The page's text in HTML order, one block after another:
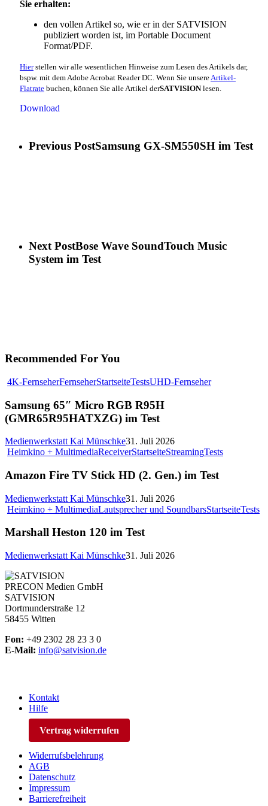
Sie erhalten:
den vollen Artikel so, wie er in der SATVISION
publiziert worden ist, im Portable Document
Format/PDF.
Hierstellen wir alle wesentlichen Hinweise zum Lesen des Artikels dar,
bspw. mit dem Adobe Acrobat Reader DC. Wenn Sie unsere Artikel-
Flatrate buchen, können Sie alle Artikel derSATVISIONlesen.
Download
Previous PostSamsung GX-SM550SH im Test
Next PostBose Wave SoundTouch Music
System im Test
Recommended For You
4K-FernseherFernseherStartseiteTestsUHD-Fernseher
Samsung 65″ Micro RGB R95H
(GMR65R95HATXZG) im Test
Medienwerkstatt Kai Münschke31. Juli 2026
Heimkino + MultimediaReceiverStartseiteStreamingTests
Amazon Fire TV Stick HD (2. Gen.) im Test
Medienwerkstatt Kai Münschke31. Juli 2026
Heimkino + MultimediaLautsprecher und SoundbarsStartseiteTests
Marshall Heston 120 im Test
Medienwerkstatt Kai Münschke31. Juli 2026
PRECON Medien GmbH
SATVISION
Dortmunderstraße 12
58455 Witten
Fon: +49 2302 28 23 3 0
E-Mail: info@satvision.de
Kontakt
Hilfe
Vertrag widerrufen
Widerrufsbelehrung
AGB
Datenschutz
Impressum
Barrierefreiheit